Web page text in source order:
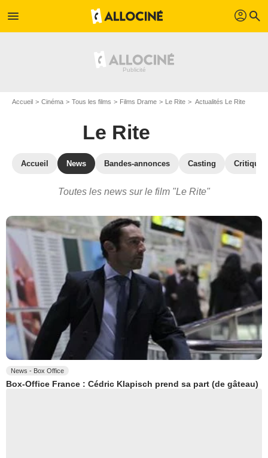
menu profil search
Accueil Cinéma Tous les films Films Drame Le Rite Actualités Le Rite
Le Rite
Accueil News Bandes-annonces Casting
Toutes les news sur le film "Le Rite"
News - Box Office
Box-Office France : Cédric Klapisch prend sa part (de gâteau)